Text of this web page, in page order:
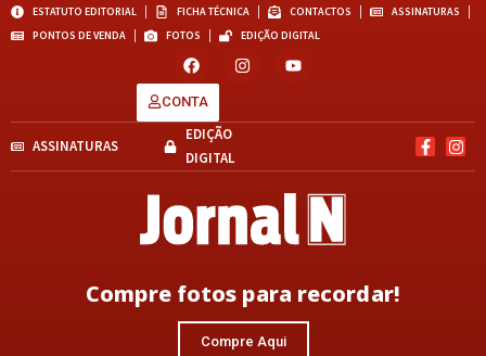
ESTATUTO EDITORIAL FICHA TÉCNICA CONTACTOS
ASSINATURAS
PONTOS DE VENDA
FOTOS EDIÇÃO DIGITAL
CONTA
ASSINATURAS
EDIÇÃO
DIGITAL
Compre fotos para recordar!
Compre Aqui